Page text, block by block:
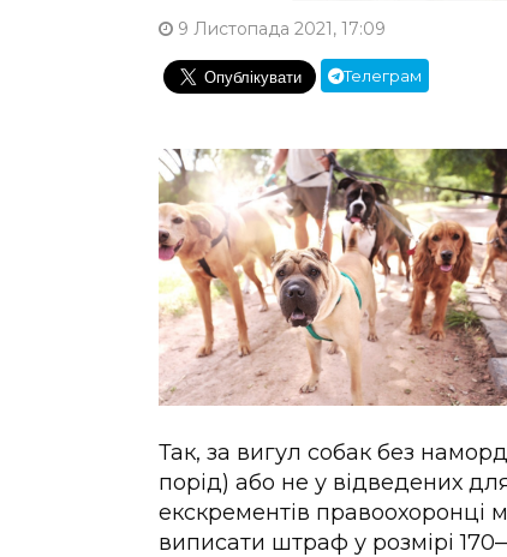
9 Листопада 2021, 17:09
Телеграм
Так, за вигул собак без
порід) або не у відведених
екскрементів
виписати штраф у розмірі